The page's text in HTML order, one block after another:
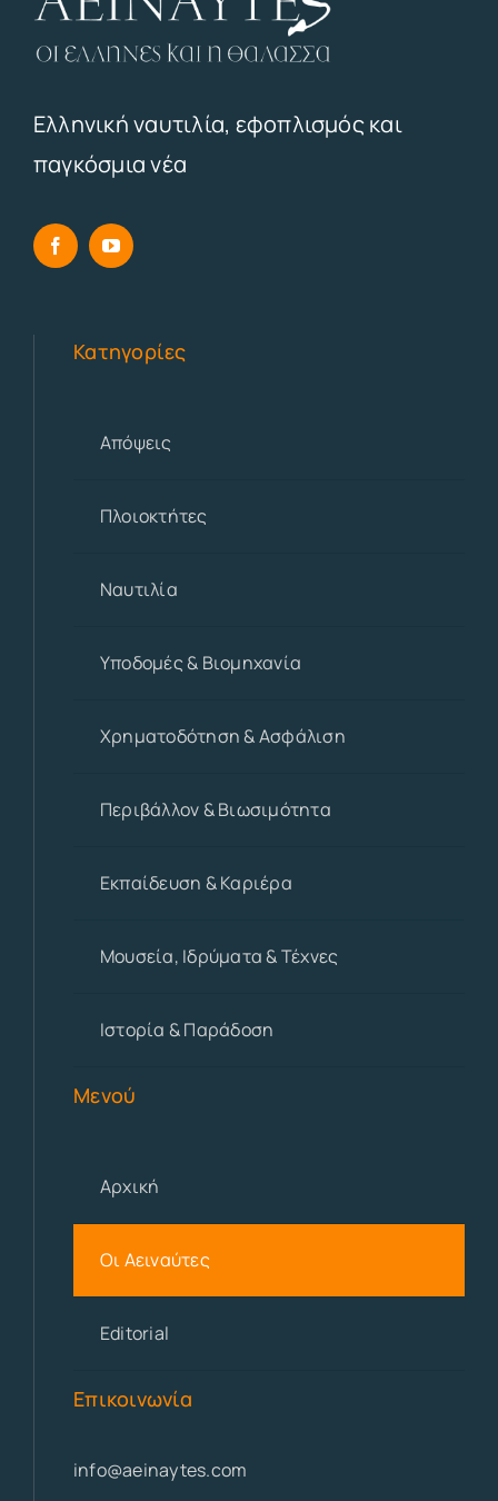
Ελληνική ναυτιλία, εφοπλισμός και
παγκόσμια νέα
Κατηγορίες
Απόψεις
Πλοιοκτήτες
Ναυτιλία
Υποδομές & Βιομηχανία
Χρηματοδότηση & Ασφάλιση
Περιβάλλον & Βιωσιμότητα
Εκπαίδευση & Καριέρα
Μουσεία, Ιδρύματα & Τέχνες
Ιστορία & Παράδοση
Μενού
Αρχική
Οι Αειναύτες
Editorial
Επικοινωνία
info@aeinaytes.com